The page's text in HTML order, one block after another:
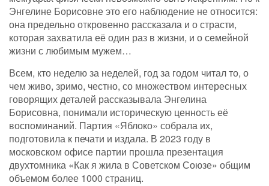
Энгелине Борисовне это его наблюдение не относится:
она предельно откровенно рассказала и о страсти,
которая захватила её один раз в жизни, и о семейной
жизни с любимым мужем…
Всем, кто неделю за неделей, год за годом читал то, о
чем живо, зримо, честно, со множеством интересных
говорящих деталей рассказывала Энгелина
Борисовна, понимали историческую ценность её
воспоминаний. Партия «Яблоко» собрала их,
подготовила к печати и издала. В 2023 году в
московском офисе партии прошла презентация
двухтомника «Как я жила в Советском Союзе» общим
объемом более 1000 страниц.